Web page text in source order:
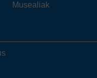
Musealiak